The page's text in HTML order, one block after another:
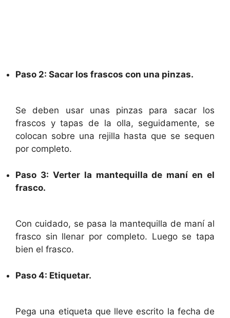
Paso 2: Sacar los frascos con una pinzas.
Se deben usar unas pinzas para sacar los
frascos y tapas de la olla, seguidamente, se
colocan sobre una rejilla hasta que se sequen
por completo.
Paso 3: Verter la mantequilla de maní en el
frasco.
Con cuidado, se pasa la mantequilla de maní al
frasco sin llenar por completo. Luego se tapa
bien el frasco.
Paso 4: Etiquetar.
Pega una etiqueta que lleve escrito la fecha de